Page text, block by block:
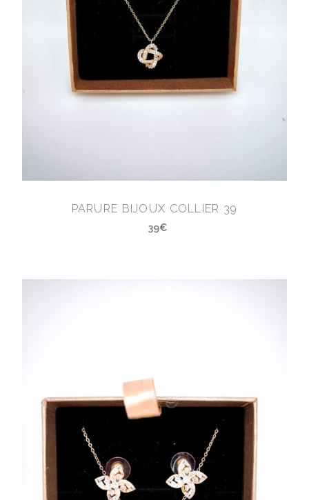
PARURE BIJOUX COLLIER 39
39€